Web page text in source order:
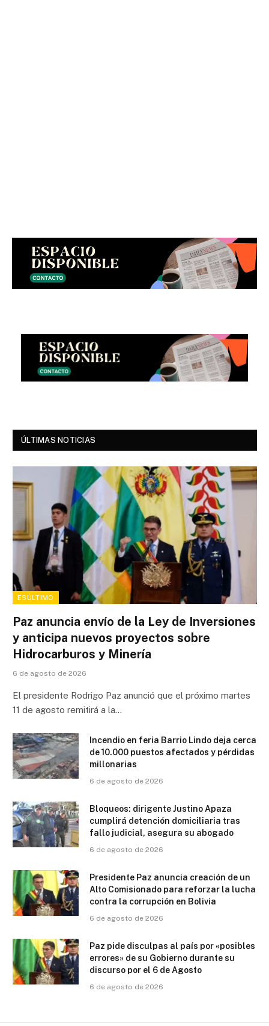
ÚLTIMAS NOTICIAS
ESÚLTIMO
Paz anuncia envío de la Ley de Inversiones
y anticipa nuevos proyectos sobre
Hidrocarburos y Minería
6 de agosto de 2026
El presidente Rodrigo Paz anunció que el próximo martes
11 de agosto remitirá a la…
Incendio en feria Barrio Lindo deja cerca
de 10.000 puestos afectados y pérdidas
millonarias
6 de agosto de 2026
Bloqueos: dirigente Justino Apaza
cumplirá detención domiciliaria tras
fallo judicial, asegura su abogado
6 de agosto de 2026
Presidente Paz anuncia creación de un
Alto Comisionado para reforzar la lucha
contra la corrupción en Bolivia
6 de agosto de 2026
Paz pide disculpas al país por «posibles
errores» de su Gobierno durante su
discurso por el 6 de Agosto
6 de agosto de 2026